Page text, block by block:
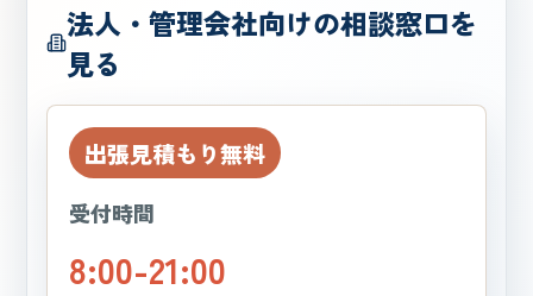
法人・管理会社向けの相談窓口を
見る
出張見積もり無料
受付時間
8:00-21:00